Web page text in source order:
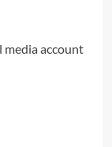
media account